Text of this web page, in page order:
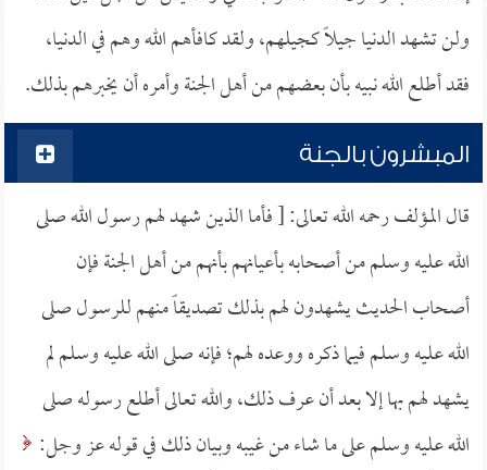
ولن تشهد الدنيا جيلاً كجيلهم، ولقد كافأهم الله وهم في الدنيا،
فقد أطلع الله نبيه بأن بعضهم من أهل الجنة وأمره أن يخبرهم بذلك.
المبشرون بالجنة
قال المؤلف رحمه الله تعالى: [ فأما الذين شهد لهم رسول الله صلى
الله عليه وسلم من أصحابه بأعيانهم بأنهم من أهل الجنة فإن
أصحاب الحديث يشهدون لهم بذلك تصديقاً منهم للرسول صلى
الله عليه وسلم فيما ذكره ووعده لهم؛ فإنه صلى الله عليه وسلم لم
يشهد لهم بها إلا بعد أن عرف ذلك، والله تعالى أطلع رسوله صلى
الله عليه وسلم على ما شاء من غيبه وبيان ذلك في قوله عز وجل: